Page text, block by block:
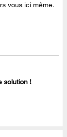
vous ici même.
solution !